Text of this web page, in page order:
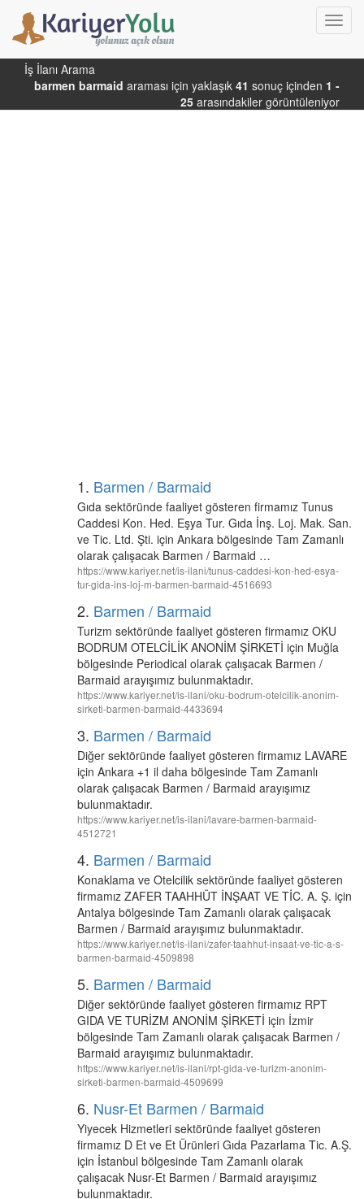
İş İlanı Arama
barmen barmaid araması için yaklaşık 41 sonuç içinden 1 -
25 arasındakiler görüntüleniyor
1. Barmen / Barmaid
Gıda sektöründe faaliyet gösteren firmamız Tunus
Caddesi Kon. Hed. Eşya Tur. Gıda İnş. Loj. Mak. San.
ve Tic. Ltd. Şti. için Ankara bölgesinde Tam Zamanlı
olarak çalışacak Barmen / Barmaid …
https://www.kariyer.net/is-ilani/tunus-caddesi-kon-hed-esya-
tur-gida-ins-loj-m-barmen-barmaid-4516693
2. Barmen / Barmaid
Turizm sektöründe faaliyet gösteren firmamız OKU
BODRUM OTELCİLİK ANONİM ŞİRKETİ için Muğla
bölgesinde Periodical olarak çalışacak Barmen /
Barmaid arayışımız bulunmaktadır.
https://www.kariyer.net/is-ilani/oku-bodrum-otelcilik-anonim-
sirketi-barmen-barmaid-4433694
3. Barmen / Barmaid
Diğer sektöründe faaliyet gösteren firmamız LAVARE
için Ankara +1 il daha bölgesinde Tam Zamanlı
olarak çalışacak Barmen / Barmaid arayışımız
bulunmaktadır.
https://www.kariyer.net/is-ilani/lavare-barmen-barmaid-
4512721
4. Barmen / Barmaid
Konaklama ve Otelcilik sektöründe faaliyet gösteren
firmamız ZAFER TAAHHÜT İNŞAAT VE TİC. A. Ş. için
Antalya bölgesinde Tam Zamanlı olarak çalışacak
Barmen / Barmaid arayışımız bulunmaktadır.
https://www.kariyer.net/is-ilani/zafer-taahhut-insaat-ve-tic-a-s-
barmen-barmaid-4509898
5. Barmen / Barmaid
Diğer sektöründe faaliyet gösteren firmamız RPT
GIDA VE TURİZM ANONİM ŞİRKETİ için İzmir
bölgesinde Tam Zamanlı olarak çalışacak Barmen /
Barmaid arayışımız bulunmaktadır.
https://www.kariyer.net/is-ilani/rpt-gida-ve-turizm-anonim-
sirketi-barmen-barmaid-4509699
6. Nusr-Et Barmen / Barmaid
Yiyecek Hizmetleri sektöründe faaliyet gösteren
firmamız D Et ve Et Ürünleri Gıda Pazarlama Tic. A.Ş.
için İstanbul bölgesinde Tam Zamanlı olarak
çalışacak Nusr-Et Barmen / Barmaid arayışımız
bulunmaktadır.